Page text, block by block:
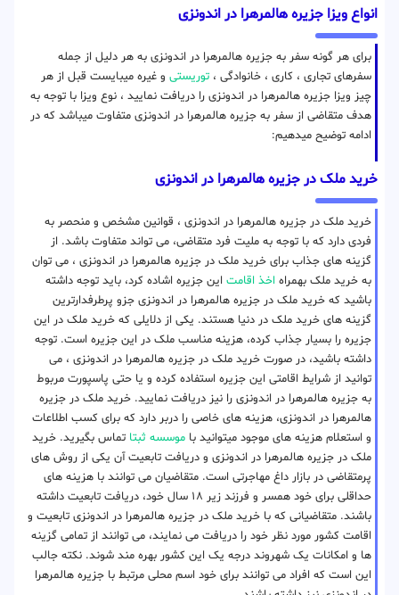
انواع ویزا جزیره هالمرهرا در اندونزی
برای هر گونه سفر به جزیره هالمرهرا در اندونزی به هر دلیل از جمله
سفرهای تجاری ، کاری ، خانوادگی ، توریستی و غیره میبایست قبل از هر
چیز ویزا جزیره هالمرهرا در اندونزی را دریافت نمایید ، نوع ویزا با توجه به
هدف متقاضی از سفر به جزیره هالمرهرا در اندونزی متفاوت میباشد که در
ادامه توضیح میدهیم:
خرید ملک در جزیره هالمرهرا در اندونزی
خرید ملک در جزیره هالمرهرا در اندونزی ، قوانین مشخص و منحصر به
فردی دارد که با توجه به ملیت فرد متقاضی، می تواند متفاوت باشد. از
گزینه های جذاب برای خرید ملک در جزیره هالمرهرا در اندونزی ، می توان
به خرید ملک بهمراه اخذ اقامت این جزیره اشاده کرد، باید توجه داشته
باشید که خرید ملک در جزیره هالمرهرا در اندونزی جزو پرطرفدارترین
گزینه های خرید ملک در دنیا هستند. یکی از دلایلی که خرید ملک در این
جزیره را بسیار جذاب کرده، هزینه مناسب ملک در این جزیره است. توجه
داشته باشید، در صورت خرید ملک در جزیره هالمرهرا در اندونزی ، می
توانید از شرایط اقامتی این جزیره استفاده کرده و یا حتی پاسپورت مربوط
به جزیره هالمرهرا در اندونزی را نیز دریافت نمایید. خرید ملک در جزیره
هالمرهرا در اندونزی، هزینه های خاصی را دربر دارد که برای کسب اطلاعات
و استعلام هزینه های موجود میتوانید با موسسه ثبتا تماس بگیرید. خرید
ملک در جزیره هالمرهرا در اندونزی و دریافت تابعیت آن یکی از روش های
پرمتقاضی در بازار داغ مهاجرتی است. متقاضیان می توانند با هزینه های
حداقلی برای خود همسر و فرزند زیر ۱۸ سال خود، دریافت تابعیت داشته
باشند. متقاضیانی که با خرید ملک در جزیره هالمرهرا در اندونزی تابعیت و
اقامت کشور مورد نظر خود را دریافت می نمایند، می توانند از تمامی گزینه
ها و امکانات یک شهروند درجه یک این کشور بهره مند شوند. نکته جالب
این است که افراد می توانند برای خود اسم محلی مرتبط با جزیره هالمرهرا